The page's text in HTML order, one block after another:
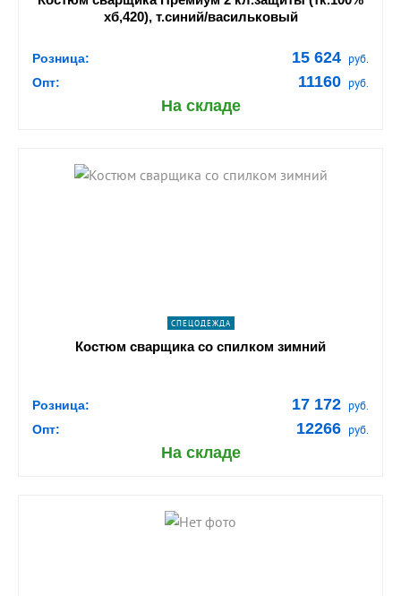
хб,420), т.синий/васильковый
Розница: 15 624 руб.
Опт: 11160 руб.
На складе
shopping_cart В КОРЗИНУ
СПЕЦОДЕЖДА
Костюм сварщика со спилком зимний
Розница: 17 172 руб.
Опт: 12266 руб.
На складе
shopping_cart В КОРЗИНУ